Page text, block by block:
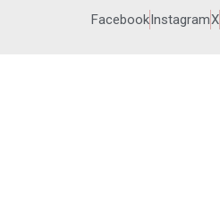
FacebookInstagramX